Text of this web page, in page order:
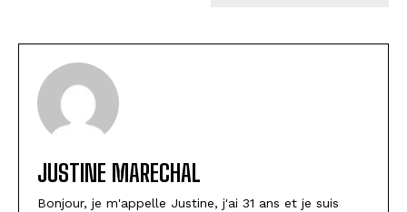
JUSTINE MARECHAL
Bonjour, je m'appelle Justine, j'ai 31 ans et je suis